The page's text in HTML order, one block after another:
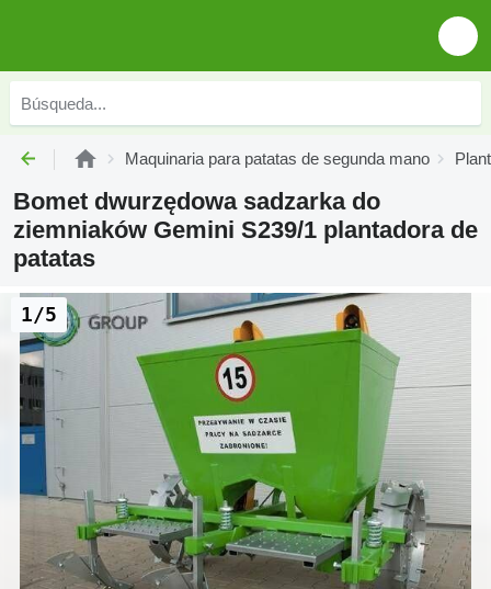
Maquinaria para patatas de segunda mano
Bomet dwurzędowa sadzarka do
ziemniaków Gemini S239/1 plantadora de
patatas
1/5